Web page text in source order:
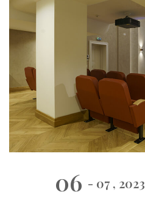
06 - 07 , 2023